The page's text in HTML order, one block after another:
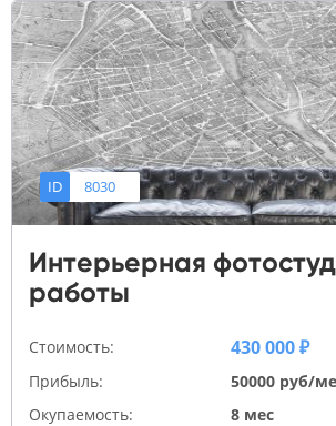
ID 8030
Интерьерная
работы
Стоимость: 430 000 ₽
Прибыль:
50000 руб/
Окупаемость:
8 мес